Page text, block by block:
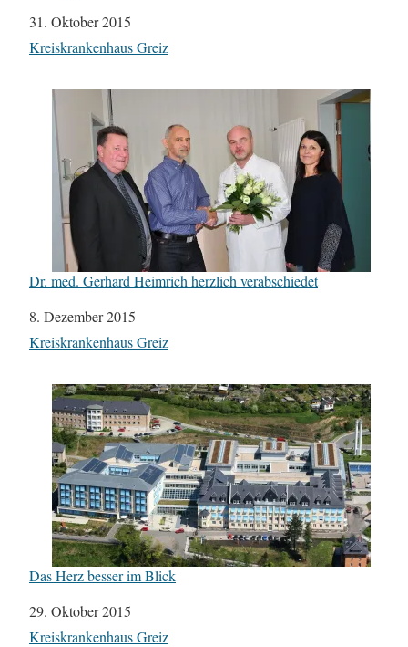
Datum
31. Oktober 2015
In Bezug auf
Kreiskrankenhaus Greiz
Dr. med. Gerhard Heimrich herzlich verabschiedet
Datum
8. Dezember 2015
In Bezug auf
Kreiskrankenhaus Greiz
Das Herz besser im Blick
Datum
29. Oktober 2015
In Bezug auf
Kreiskrankenhaus Greiz